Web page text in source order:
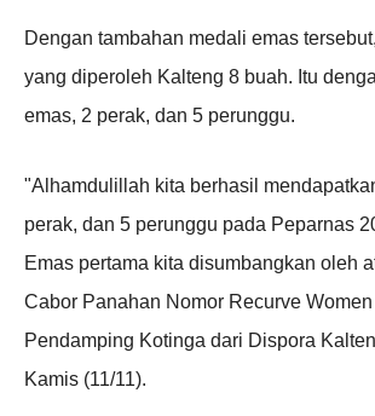
Dengan tambahan medali emas
yang diperoleh Kalteng 8 buah. Itu
emas, 2 perak, dan 5 perunggu.
"Alhamdulillah kita berhasil
perak, dan 5 perunggu pada Peparnas
Emas pertama kita disumbangkan oleh
Cabor Panahan Nomor Recurve
Pendamping Kotinga dari Dispora
Kamis (11/11).